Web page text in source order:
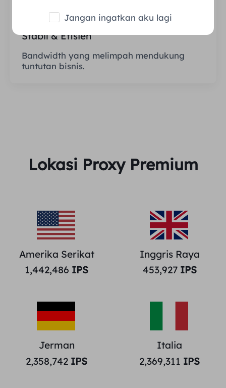
Stabil & Efisien
Bandwidth yang melimpah mendukung
tuntutan bisnis.
Lokasi Proxy Premium
Amerika Serikat
1,442,486 IPS
Inggris Raya
453,927IPS
Jerman
2,358,742 IPS
Italia
2,369,311 IPS
Jangan ingatkan aku lagi